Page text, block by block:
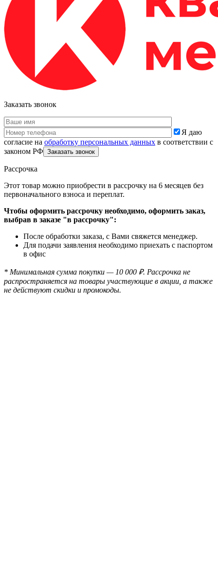
Заказать звонок
Я даю
согласие на обработку персональных данных в соответствии с
законом РФ
Рассрочка
Этот товар можно приобрести в рассрочку на 6 месяцев без
первоначального взноса и переплат.
Чтобы оформить рассрочку необходимо, оформить заказ,
выбрав в заказе "в рассрочку":
После обработки заказа, с Вами свяжется менеджер.
Для подачи заявления необходимо приехать с паспортом
в офис
* Минимальная сумма покупки — 10 000 ₽. Рассрочка не
распространяется на товары участвующие в акции, а также
не действуют скидки и промокоды.